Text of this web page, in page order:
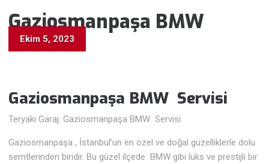
Gaziosmanpaşa BMW
Servisi
Ekim 5, 2023
Gaziosmanpaşa BMW Servisi
Teryaki Garaj: Gaziosmanpaşa BMW Servisi
Gaziosmanpaşa , İstanbul’un en özel ve doğal güzelliklerle dolu
semtlerinden biridir. Bu güzel ilçede BMW gibi lüks ve prestijli bir